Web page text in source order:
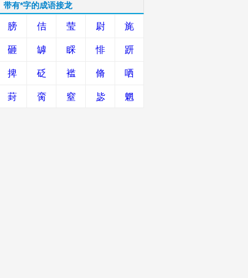
带有*字的成语接龙
膀 佶 莹 尉 旄
砸 罅 睬 悱 趼
捭 砭 褴 脩 哂
葑 脔 窒 毖 魍